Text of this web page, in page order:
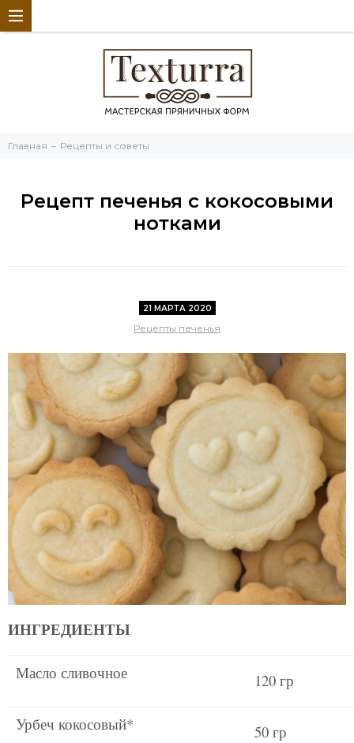
Главная Рецепты и советы
Рецепт печенья с кокосовыми
нотками
21 МАРТА 2020
Рецепты печенья
ИНГРЕДИЕНТЫ
Масло сливочное 120 гр
Урбеч кокосовый* 50 гр